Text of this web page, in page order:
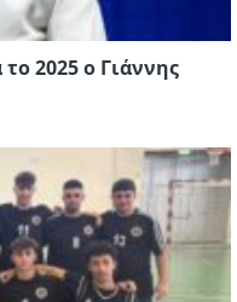
2025 ο Γιάννης